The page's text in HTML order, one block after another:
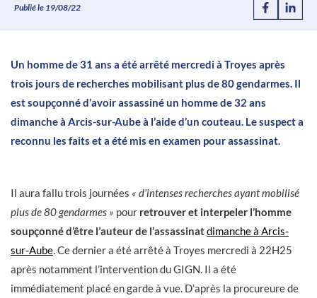
Publié le 19/08/22
0:08 / 0:12
Un homme de 31 ans a été arrêté mercredi à Troyes après
trois jours de recherches mobilisant plus de 80 gendarmes. Il
est soupçonné d’avoir assassiné un homme de 32 ans
dimanche à Arcis-sur-Aube à l’aide d’un couteau. Le suspect a
reconnu les faits et a été mis en examen pour assassinat.
Il aura fallu trois journées « d’intenses recherches ayant mobilisé
plus de 80 gendarmes » pour retrouver et interpeler l’homme
soupçonné d’être l’auteur de l’assassinatdimanche à Arcis-
sur-Aube. Ce dernier a été arrêté à Troyes mercredi à 22H25
après notamment l’intervention du GIGN. Il a été
immédiatement placé en garde à vue. D’après la procureure de